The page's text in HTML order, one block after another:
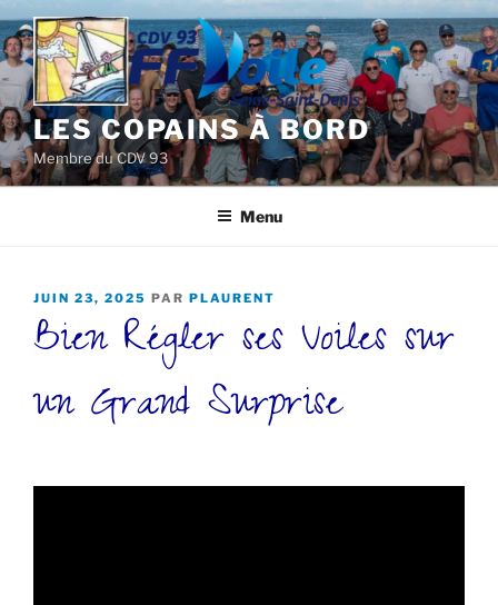
Aller
au
contenu
principal
LES COPAINS À BORD
Membre du CDV 93
Menu
PUBLIÉ
LE
JUIN 23, 2025 PAR PLAURENT
Bien Régler ses Voiles sur
un Grand Surprise